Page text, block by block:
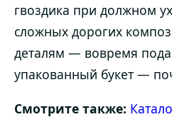
гвоздика при должном
сложных дорогих
деталям — вовремя
упакованный букет —
Смотрите также: